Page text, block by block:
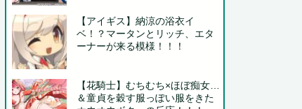
【アイギス】納涼の浴衣イ
ベ！？マータンとリッチ、エタ
ーナーが来る模様！！！
【花騎士】むちむち×ほぼ痴女…
＆童貞を穀す服っぽい服をきた